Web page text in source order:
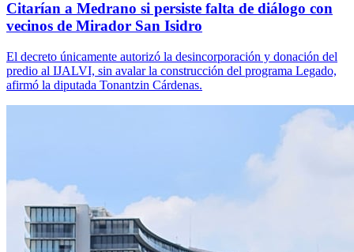
Citarían a Medrano si persiste falta de diálogo con
vecinos de Mirador San Isidro
El decreto únicamente autorizó la desincorporación y donación del
predio al IJALVI, sin avalar la construcción del programa Legado,
afirmó la diputada Tonantzin Cárdenas.